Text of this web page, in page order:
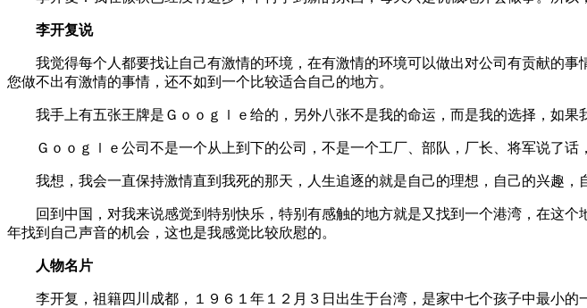
李开复说
我觉得每个人都要找让自己有激情的环境，在有激情的环境可以做出对公司有贡献的事
您做不出有激情的事情，还不如到一个比较适合自己的地方。
我手上有五张王牌是Ｇｏｏｇｌｅ给的，另外八张不是我的命运，而是我的选择，如果
Ｇｏｏｇｌｅ公司不是一个从上到下的公司，不是一个工厂、部队，厂长、将军说了话
我想，我会一直保持激情直到我死的那天，人生追逐的就是自己的理想，自己的兴趣，
回到中国，对我来说感觉到特别快乐，特别有感触的地方就是又找到一个港湾，在这个
年找到自己声音的机会，这也是我感觉比较欣慰的。
人物名片
李开复，祖籍四川成都，１９６１年１２月３日出生于台湾，是家中七个孩子中最小的